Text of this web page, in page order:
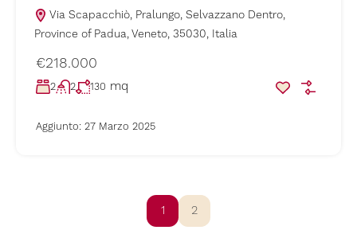
Via Scapacchiò, Pralungo, Selvazzano Dentro,
Province of Padua, Veneto, 35030, Italia
€218.000
2 2 130 mq
Aggiunto: 27 Marzo 2025
1 2